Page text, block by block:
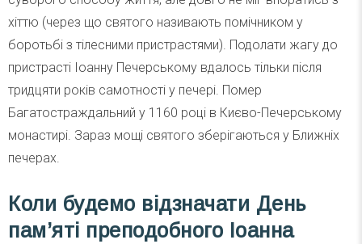
хіттю (через що святого називають помічником у
боротьбі з тілесними пристрастями). Подолати жагу до
пристрасті Іоанну Печерському вдалось тільки після
тридцяти років самотності у печері. Помер
Багатостраждальний у 1160 році в Києво-Печерському
монастирі. Зараз мощі святого зберігаються у Ближніх
печерах.
Коли будемо відзначати День
пам’яті преподобного Іоанна